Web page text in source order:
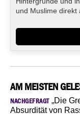
und Muslime direkt
AM MEISTEN
NACHGEFRAGT„Die
Absurdität von